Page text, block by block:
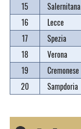
15
Salernitana
16
Lecce
17
Spezia
18
Verona
19
Cremonese
20
Sampdoria